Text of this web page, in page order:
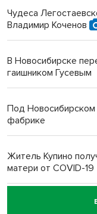
Чудеса
Владимир Коченов
В Новосибирске
гаишником Гусевым
Под Новосибирском
фабрике
Житель Купино
матери от COVID-19
Новосибирский суд